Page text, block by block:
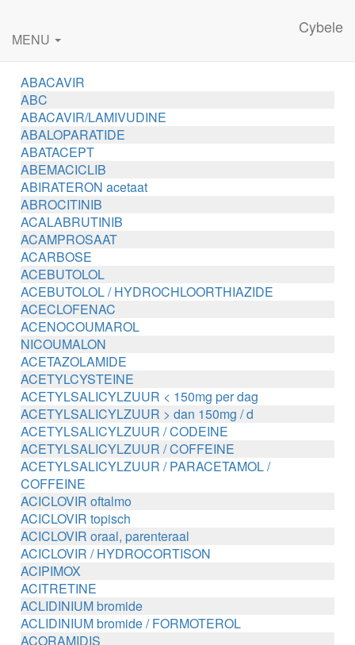
Cybele
MENU
ABACAVIR
ABC
ABACAVIR/LAMIVUDINE
ABALOPARATIDE
ABATACEPT
ABEMACICLIB
ABIRATERON acetaat
ABROCITINIB
ACALABRUTINIB
ACAMPROSAAT
ACARBOSE
ACEBUTOLOL
ACEBUTOLOL / HYDROCHLOORTHIAZIDE
ACECLOFENAC
ACENOCOUMAROL
NICOUMALON
ACETAZOLAMIDE
ACETYLCYSTEINE
ACETYLSALICYLZUUR < 150mg per dag
ACETYLSALICYLZUUR > dan 150mg / d
ACETYLSALICYLZUUR / CODEINE
ACETYLSALICYLZUUR / COFFEINE
ACETYLSALICYLZUUR / PARACETAMOL /
COFFEINE
ACICLOVIR oftalmo
ACICLOVIR topisch
ACICLOVIR oraal, parenteraal
ACICLOVIR / HYDROCORTISON
ACIPIMOX
ACITRETINE
ACLIDINIUM bromide
ACLIDINIUM bromide / FORMOTEROL
ACORAMIDIS